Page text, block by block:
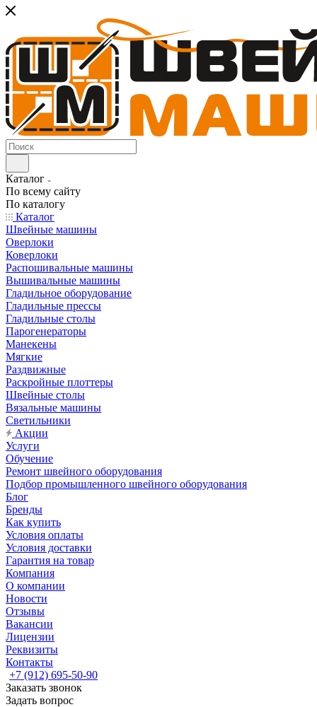
Каталог
По всему сайту
По каталогу
Каталог
Швейные машины
Оверлоки
Коверлоки
Распошивальные машины
Вышивальные машины
Гладильное оборудование
Гладильные прессы
Гладильные столы
Парогенераторы
Манекены
Мягкие
Раздвижные
Раскройные плоттеры
Швейные столы
Вязальные машины
Светильники
Акции
Услуги
Обучение
Ремонт швейного оборудования
Подбор промышленного швейного оборудования
Блог
Бренды
Как купить
Условия оплаты
Условия доставки
Гарантия на товар
Компания
О компании
Новости
Отзывы
Вакансии
Лицензии
Реквизиты
Контакты
+7 (912) 695-50-90
Заказать звонок
Задать вопрос